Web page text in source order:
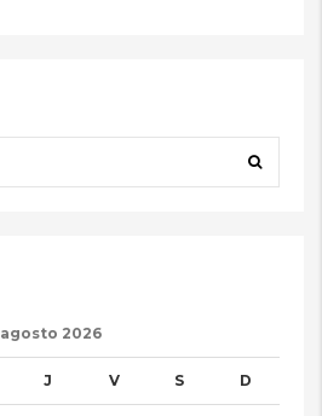
agosto 2026
J V S D